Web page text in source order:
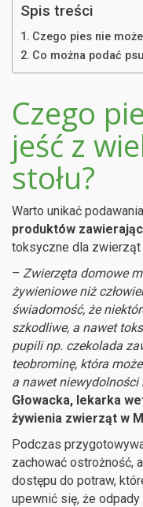
Spis treści
Czego pies nie
Co można podać
Czego
jeść z
stołu?
Warto unikać podawania
produktów
toksyczne dla zwierząt
– Zwierzęta domowe
żywieniowe niż
świadomość, że
szkodliwe, a nawet
pupili np. czekolada
teobrominę, która
a nawet niewydolności
Głowacka, lekarka
żywienia zwierząt w
Podczas
zachować ostrożność,
dostępu do potraw,
upewnić się, że